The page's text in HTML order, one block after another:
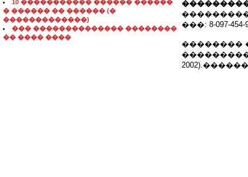
10 ����������� ������ ������
� ������ �� ������ (�
�������������)
��� �������������� ��������
�� ���� ����
���������
���: 8-097-454-
��������